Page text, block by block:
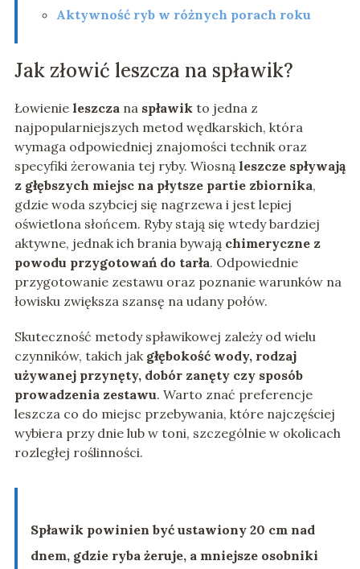
Aktywność ryb w różnych porach roku
Jak złowić leszcza na spławik?
Łowienie leszczana spławikto jedna z
najpopularniejszych metod wędkarskich, która
wymaga odpowiedniej znajomości technik oraz
specyfiki żerowania tej ryby. Wiosną leszcze spływają
z głębszych miejsc na płytsze partie zbiornika,
gdzie woda szybciej się nagrzewa i jest lepiej
oświetlona słońcem. Ryby stają się wtedy bardziej
aktywne, jednak ich brania bywają chimeryczne z
powodu przygotowań do tarła. Odpowiednie
przygotowanie zestawu oraz poznanie warunków na
łowisku zwiększa szansę na udany połów.
Skuteczność metody spławikowej zależy od wielu
czynników, takich jak głębokość wody, rodzaj
używanej przynęty, dobór zanęty czy sposób
prowadzenia zestawu. Warto znać preferencje
leszcza co do miejsc przebywania, które najczęściej
wybiera przy dnie lub w toni, szczególnie w okolicach
rozległej roślinności.
Spławik powinien być ustawiony 20 cm nad
dnem, gdzie ryba żeruje, a mniejsze osobniki